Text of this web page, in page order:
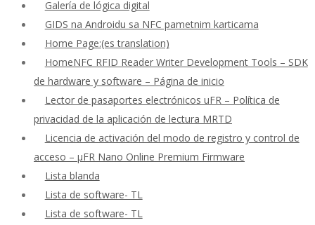
Galería de lógica digital
GIDS na Androidu sa NFC pametnim karticama
Home Page:(es translation)
HomeNFC RFID Reader Writer Development Tools – SDK
de hardware y software – Página de inicio
Lector de pasaportes electrónicos uFR – Política de
privacidad de la aplicación de lectura MRTD
Licencia de activación del modo de registro y control de
acceso – μFR Nano Online Premium Firmware
Lista blanda
Lista de software- TL
Lista de software- TL